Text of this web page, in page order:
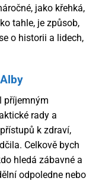
jako křehká,
tahle, je způsob,
o historii a lidech,
příjemným
rady a
k zdraví,
Celkově bych
hledá zábavné a
odpoledne nebo